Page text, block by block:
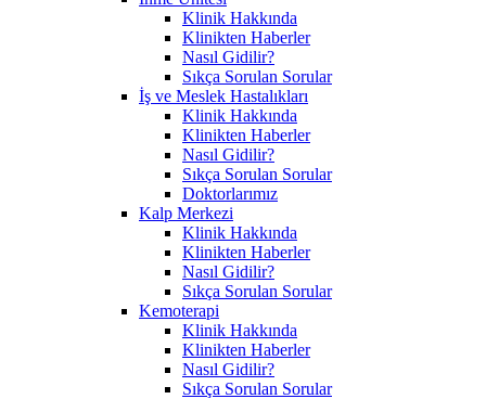
Klinik Hakkında
Klinikten Haberler
Nasıl Gidilir?
Sıkça Sorulan Sorular
İş ve Meslek Hastalıkları
Klinik Hakkında
Klinikten Haberler
Nasıl Gidilir?
Sıkça Sorulan Sorular
Doktorlarımız
Kalp Merkezi
Klinik Hakkında
Klinikten Haberler
Nasıl Gidilir?
Sıkça Sorulan Sorular
Kemoterapi
Klinik Hakkında
Klinikten Haberler
Nasıl Gidilir?
Sıkça Sorulan Sorular